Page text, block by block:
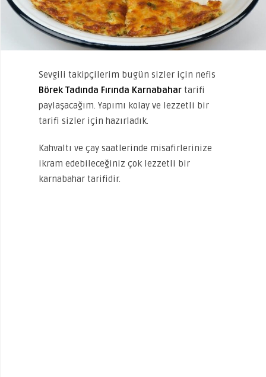
Sevgili takipçilerim bugün sizler için nefis
Börek Tadında Fırında Karnabahar tarifi
paylaşacağım. Yapımı kolay ve lezzetli bir
tarifi sizler için hazırladık.
Kahvaltı ve çay saatlerinde misafirlerinize
ikram edebileceğiniz çok lezzetli bir
karnabahar tarifidir.